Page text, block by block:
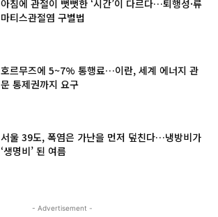
아침에 관절이 뻣뻣한 ‘시간’이 다르다…퇴행성·류
마티스관절염 구별법
호르무즈에 5~7% 통행료…이란, 세계 에너지 관
문 통제권까지 요구
서울 39도, 폭염은 가난을 먼저 덮친다…냉방비가
‘생명비’ 된 여름
- Advertisement -